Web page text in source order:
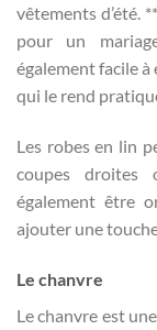
vêtements d’été.
pour un
également facile
qui le rend
Les robes en lin
coupes droites
également être
ajouter une
Le chanvre
Le chanvre est